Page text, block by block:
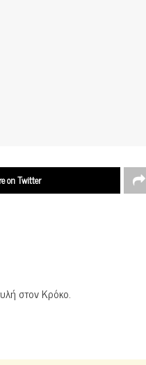
on Twitter
στον Κρόκο.